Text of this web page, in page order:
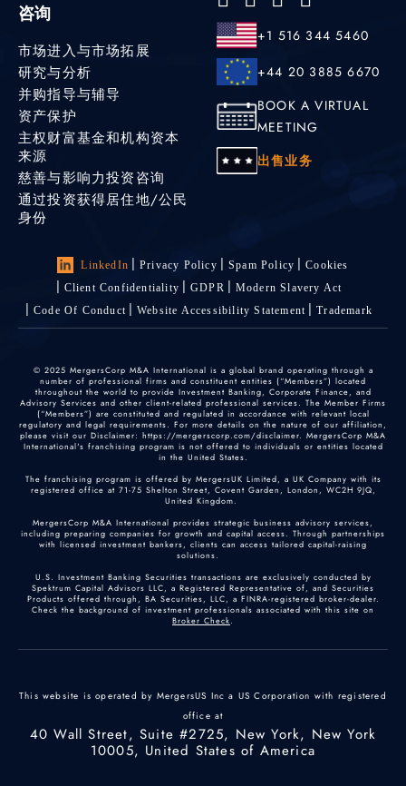
咨询
市场进入与市场拓展
研究与分析
并购指导与辅导
资产保护
主权财富基金和机构资本
来源
慈善与影响力投资咨询
通过投资获得居住地/公民
身份
+1 516 344 5460
+44 20 3885 6670
BOOK A VIRTUAL
MEETING
出售业务
LinkedIn Privacy Policy Spam Policy
Cookies
Client Confidentiality
GDPR
Modern Slavery Act
Code Of Conduct
Website Accessibility Statement Trademark
© 2025 MergersCorp M&A International is a global brand operating through a
number of professional firms and constituent entities (“Members”) located
throughout the world to provide Investment Banking, Corporate Finance, and
Advisory Services and other client-related professional services. The Member Firms
(“Members”) are constituted and regulated in accordance with relevant local
regulatory and legal requirements. For more details on the nature of our affiliation,
please visit our Disclaimer: https://mergerscorp.com/disclaimer. MergersCorp M&A
International's franchising program is not offered to individuals or entities located
in the United States.
The franchising program is offered by MergersUK Limited, a UK Company with its
registered office at 71-75 Shelton Street, Covent Garden, London, WC2H 9JQ,
United Kingdom.
MergersCorp M&A International provides strategic business advisory services,
including preparing companies for growth and capital access. Through partnerships
with licensed investment bankers, clients can access tailored capital-raising
solutions.
U.S. Investment Banking Securities transactions are exclusively conducted by
Spektrum Capital Advisors LLC, a Registered Representative of, and Securities
Products offered through, BA Securities, LLC, a FINRA-registered broker-dealer.
Check the background of investment professionals associated with this site on
Broker Check.
This website is operated by MergersUS Inc a US Corporation with registered
office at
40 Wall Street, Suite #2725, New York, New York
10005, United States of America